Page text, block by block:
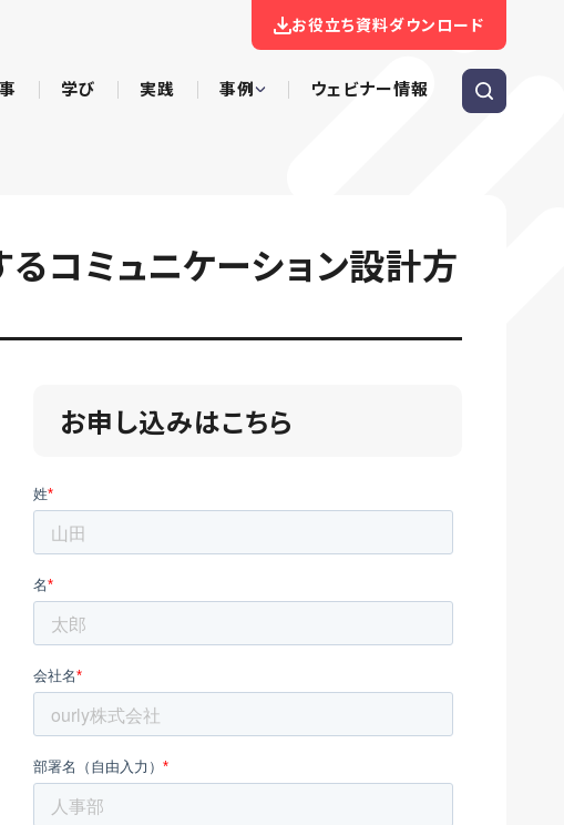
お役立ち資料ダウンロード
学び 実践 事例 ウェビナー情報
コミュニケーション設計方
お申し込みはこちら